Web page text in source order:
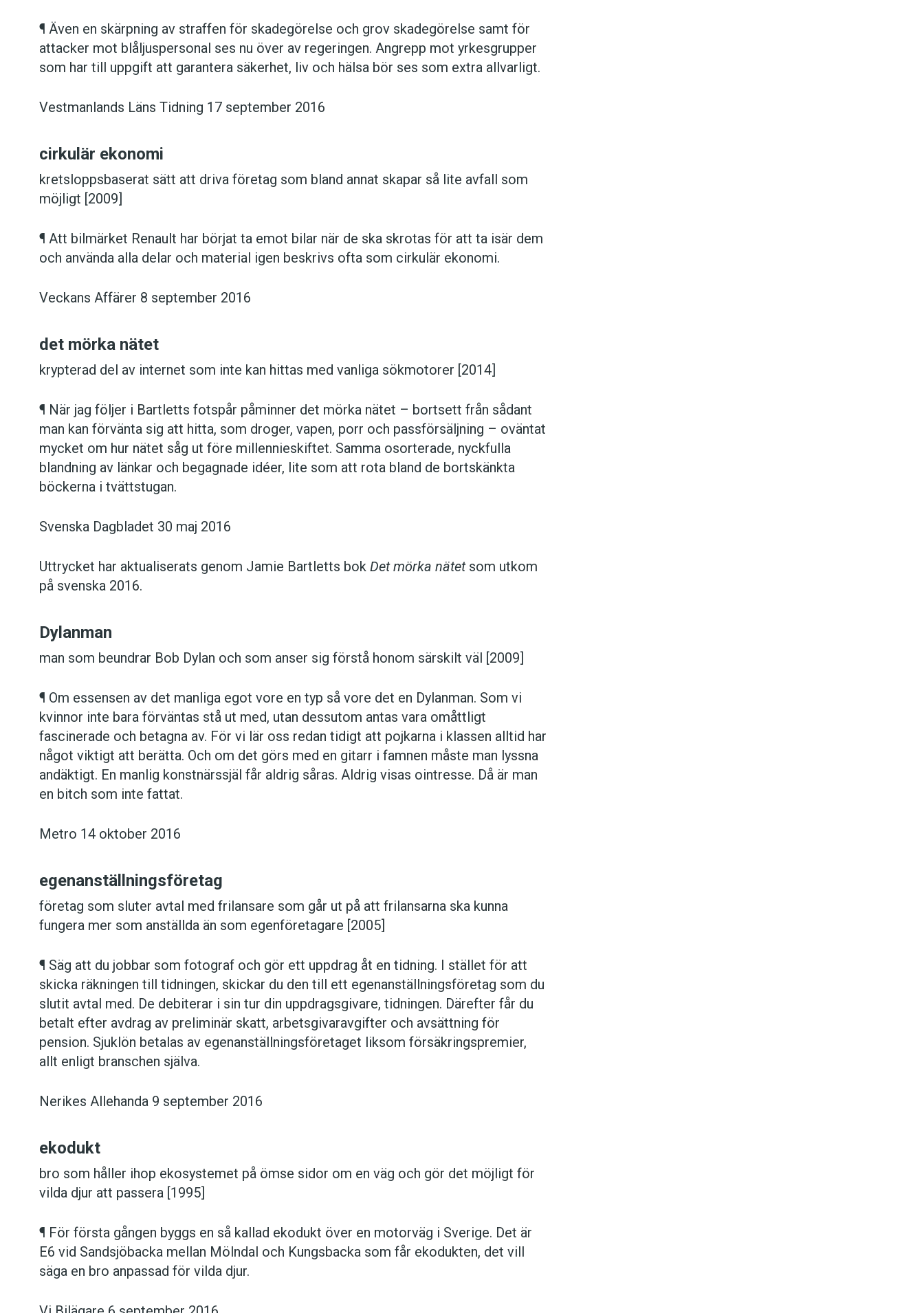
¶ Även en skärpning av straffen för skadegörelse och grov skadegörelse samt för
attacker mot blåljuspersonal ses nu över av regeringen. Angrepp mot yrkesgrupper
som har till uppgift att garantera säkerhet, liv och hälsa bör ses som extra allvarligt.
Vestmanlands Läns Tidning 17 september 2016
cirkulär ekonomi
kretsloppsbaserat sätt att driva företag som bland annat skapar så lite avfall som
möjligt [2009]
¶ Att bilmärket Renault har börjat ta emot bilar när de ska skrotas för att ta isär dem
och använda alla delar och material igen beskrivs ofta som cirkulär ekonomi.
Veckans Affärer 8 september 2016
det mörka nätet
krypterad del av internet som inte kan hittas med vanliga sökmotorer [2014]
¶ När jag följer i Bartletts fotspår påminner det mörka nätet – bortsett från sådant
man kan förvänta sig att hitta, som droger, vapen, porr och passförsäljning – oväntat
mycket om hur nätet såg ut före millennieskiftet. Samma osorterade, nyckfulla
blandning av länkar och begagnade idéer, lite som att rota bland de bortskänkta
böckerna i tvättstugan.
Svenska Dagbladet 30 maj 2016
Uttrycket har aktualiserats genom Jamie Bartletts bok Det mörka nätetsom utkom
på svenska 2016.
Dylanman
man som beundrar Bob Dylan och som anser sig förstå honom särskilt väl [2009]
¶ Om essensen av det manliga egot vore en typ så vore det en Dylanman. Som vi
kvinnor inte bara förväntas stå ut med, utan dessutom antas vara omåttligt
fascinerade och betagna av. För vi lär oss redan tidigt att pojkarna i klassen alltid har
något viktigt att berätta. Och om det görs med en gitarr i famnen måste man lyssna
andäktigt. En manlig konstnärssjäl får aldrig såras. Aldrig visas ointresse. Då är man
en bitch som inte fattat.
Metro 14 oktober 2016
egenanställningsföretag
företag som sluter avtal med frilansare som går ut på att frilansarna ska kunna
fungera mer som anställda än som egenföretagare [2005]
¶ Säg att du jobbar som fotograf och gör ett uppdrag åt en tidning. I stället för att
skicka räkningen till tidningen, skickar du den till ett egenanställningsföretag som du
slutit avtal med. De debiterar i sin tur din uppdragsgivare, tidningen. Därefter får du
betalt efter avdrag av preliminär skatt, arbetsgivaravgifter och avsättning för
pension. Sjuklön betalas av egenanställningsföretaget liksom försäkringspremier,
allt enligt branschen själva.
Nerikes Allehanda 9 september 2016
ekodukt
bro som håller ihop ekosystemet på ömse sidor om en väg och gör det möjligt för
vilda djur att passera [1995]
¶ För första gången byggs en så kallad ekodukt över en motorväg i Sverige. Det är
E6 vid Sandsjöbacka mellan Mölndal och Kungsbacka som får ekodukten, det vill
säga en bro anpassad för vilda djur.